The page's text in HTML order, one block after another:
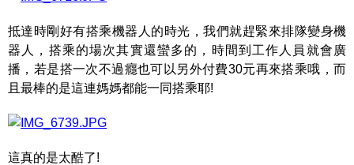
抵達時剛好有搭乘機器人的時光，我們就趕緊來排隊變身機
器人，搭乘的場次其實還蠻多的，時間到工作人員就會廣
播，若是搭一次不過癮也可以另外付費30元再來搭乘哦，而
且最棒的是這連媽媽都能一同搭乘耶!
這真的是太酷了!